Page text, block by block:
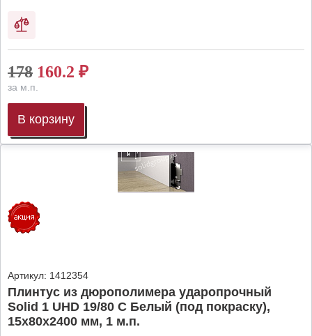
178 160.2 ₽
за м.п.
В корзину
Артикул: 1412354
Плинтус из дюрополимера ударопрочный
Solid 1 UHD 19/80 C Белый (под покраску),
15х80х2400 мм, 1 м.п.